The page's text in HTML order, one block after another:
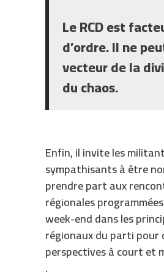
Le RCD est
d’ordre. Il ne
vecteur de la
du chaos.
Enfin, il invite les
sympathisants à être
prendre part aux
régionales
week-end dans les
régionaux du parti pour
perspectives à court et
.